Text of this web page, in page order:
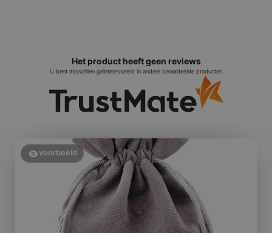
Het product heeft geen reviews
U bent misschien geïnteresseerd in andere beoordeelde producten
voorbeeld